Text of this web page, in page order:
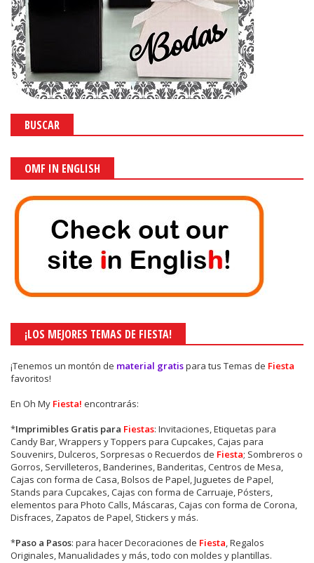
BUSCAR
OMF IN ENGLISH
¡LOS MEJORES TEMAS DE FIESTA!
¡Tenemos un montón de material gratispara tus Temas de Fiesta
favoritos!
En Oh My Fiesta! encontrarás:
*Imprimibles Gratis para Fiestas: Invitaciones, Etiquetas para
Candy Bar, Wrappers y Toppers para Cupcakes, Cajas para
Souvenirs, Dulceros, Sorpresas o Recuerdos de Fiesta; Sombreros o
Gorros, Servilleteros, Banderines, Banderitas, Centros de Mesa,
Cajas con forma de Casa, Bolsos de Papel, Juguetes de Papel,
Stands para Cupcakes, Cajas con forma de Carruaje, Pósters,
elementos para Photo Calls, Máscaras, Cajas con forma de Corona,
Disfraces, Zapatos de Papel, Stickers y más.
*Paso a Pasos: para hacer Decoraciones de Fiesta, Regalos
Originales, Manualidades y más, todo con moldes y plantillas.